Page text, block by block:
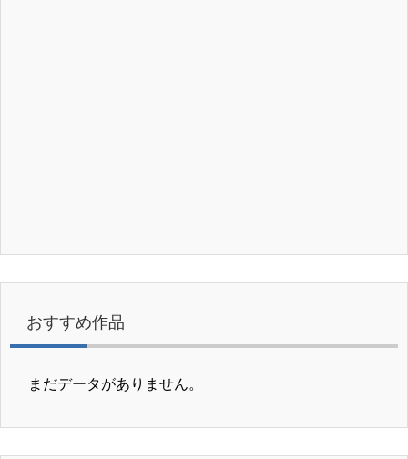
おすすめ作品
まだデータがありません。